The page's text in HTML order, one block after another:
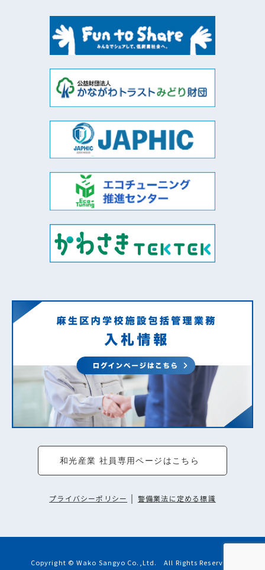
和光産業 社員専用ページはこちら
プライバシーポリシー 警備業法に定める標識
Copyright © Wako Sangyo Co.,Ltd. All Rights Reserved.